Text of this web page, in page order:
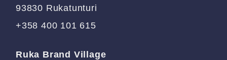
93830 Rukatunturi
+358 400 101 615
Ruka Brand Village